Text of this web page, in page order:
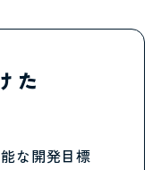
た
な開発目標